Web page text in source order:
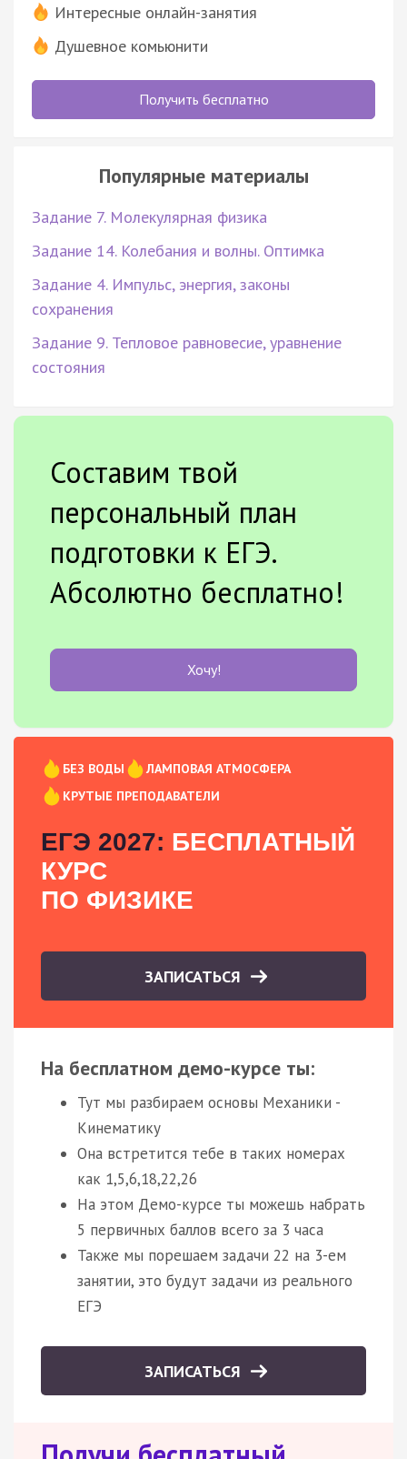
Интересные онлайн-занятия
Душевное комьюнити
Получить бесплатно
Популярные материалы
Задание 7. Молекулярная физика
Задание 14. Колебания и волны. Оптимка
Задание 4. Импульс, энергия, законы
сохранения
Задание 9. Тепловое равновесие, уравнение
состояния
Составим твой
персональный план
подготовки к ЕГЭ.
Абсолютно бесплатно!
Хочу!
БЕЗ ВОДЫ
ЛАМПОВАЯ АТМОСФЕРА
КРУТЫЕ ПРЕПОДАВАТЕЛИ
ЕГЭ 2027: БЕСПЛАТНЫЙ
КУРС
ПО ФИЗИКЕ
ЗАПИСАТЬСЯ
На бесплатном демо-курсе ты:
Тут мы разбираем основы Механики -
Кинематику
Она встретится тебе в таких номерах
как 1,5,6,18,22,26
На этом Демо-курсе ты можешь набрать
5 первичных баллов всего за 3 часа
Также мы порешаем задачи 22 на 3-ем
занятии, это будут задачи из реального
ЕГЭ
ЗАПИСАТЬСЯ